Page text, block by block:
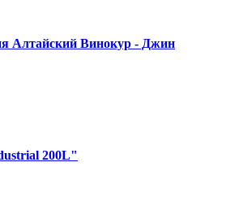
Алтайский Винокур - Джин
200L"